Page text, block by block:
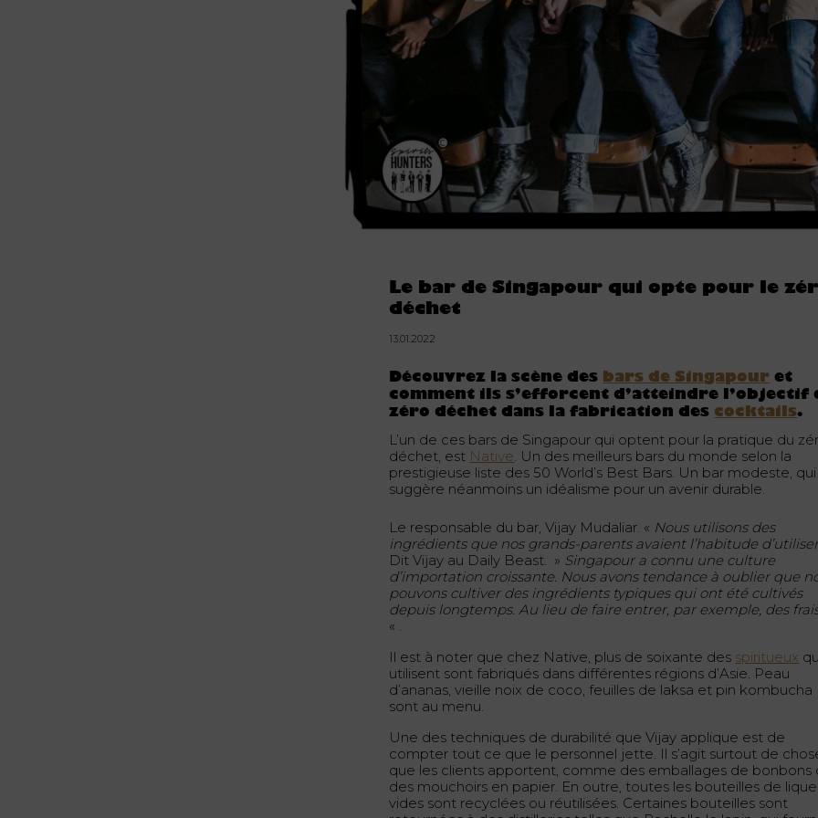
Le bar de Singapour qui opte pour le
déchet
13.01.2022
Découvrez la scène des bars de Singapour et
comment ils s’efforcent d’atteindre l’objectif
zéro déchet dans la fabrication des cocktails.
L’un de ces bars de Singapour qui optent pour la pratique du
déchet, est Native . Un des meilleurs bars du monde selon la
prestigieuse liste des 50 World’s Best Bars. Un bar modeste, qui
suggère néanmoins un idéalisme pour un avenir durable.
Le responsable du bar, Vijay Mudaliar. « Nous utilisons des
ingrédients que nos grands-parents avaient l’habitude
Dit Vijay au Daily Beast. » Singapour a connu une culture
d’importation croissante. Nous avons tendance à oublier que
pouvons cultiver des ingrédients typiques qui ont été cultivés
depuis longtemps. Au lieu de faire entrer, par exemple, des
« .
Il est à noter que chez Native, plus de soixante des spiritueux
utilisent sont fabriqués dans différentes régions d’Asie. Peau
d’ananas, vieille noix de coco, feuilles de laksa et pin kombucha
sont au menu.
Une des techniques de durabilité que Vijay applique est de
compter tout ce que le personnel jette. Il s’agit surtout de
que les clients apportent, comme des emballages de bonbons
des mouchoirs en papier. En outre, toutes les bouteilles de
vides sont recyclées ou réutilisées. Certaines bouteilles sont